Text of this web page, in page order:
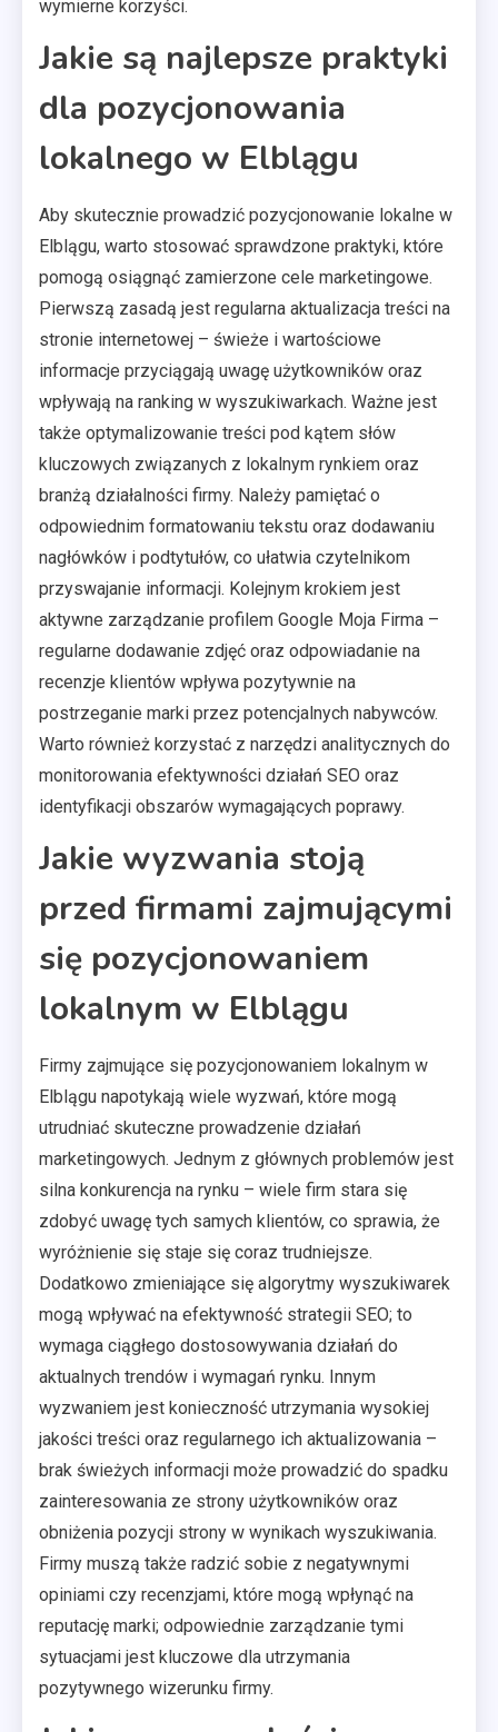
wymierne korzyści.
Jakie są najlepsze praktyki
dla pozycjonowania
lokalnego w Elblągu
Aby skutecznie prowadzić pozycjonowanie lokalne w
Elblągu, warto stosować sprawdzone praktyki, które
pomogą osiągnąć zamierzone cele marketingowe.
Pierwszą zasadą jest regularna aktualizacja treści na
stronie internetowej – świeże i wartościowe
informacje przyciągają uwagę użytkowników oraz
wpływają na ranking w wyszukiwarkach. Ważne jest
także optymalizowanie treści pod kątem słów
kluczowych związanych z lokalnym rynkiem oraz
branżą działalności firmy. Należy pamiętać o
odpowiednim formatowaniu tekstu oraz dodawaniu
nagłówków i podtytułów, co ułatwia czytelnikom
przyswajanie informacji. Kolejnym krokiem jest
aktywne zarządzanie profilem Google Moja Firma –
regularne dodawanie zdjęć oraz odpowiadanie na
recenzje klientów wpływa pozytywnie na
postrzeganie marki przez potencjalnych nabywców.
Warto również korzystać z narzędzi analitycznych do
monitorowania efektywności działań SEO oraz
identyfikacji obszarów wymagających poprawy.
Jakie wyzwania stoją
przed firmami zajmującymi
się pozycjonowaniem
lokalnym w Elblągu
Firmy zajmujące się pozycjonowaniem lokalnym w
Elblągu napotykają wiele wyzwań, które mogą
utrudniać skuteczne prowadzenie działań
marketingowych. Jednym z głównych problemów jest
silna konkurencja na rynku – wiele firm stara się
zdobyć uwagę tych samych klientów, co sprawia, że
wyróżnienie się staje się coraz trudniejsze.
Dodatkowo zmieniające się algorytmy wyszukiwarek
mogą wpływać na efektywność strategii SEO; to
wymaga ciągłego dostosowywania działań do
aktualnych trendów i wymagań rynku. Innym
wyzwaniem jest konieczność utrzymania wysokiej
jakości treści oraz regularnego ich aktualizowania –
brak świeżych informacji może prowadzić do spadku
zainteresowania ze strony użytkowników oraz
obniżenia pozycji strony w wynikach wyszukiwania.
Firmy muszą także radzić sobie z negatywnymi
opiniami czy recenzjami, które mogą wpłynąć na
reputację marki; odpowiednie zarządzanie tymi
sytuacjami jest kluczowe dla utrzymania
pozytywnego wizerunku firmy.